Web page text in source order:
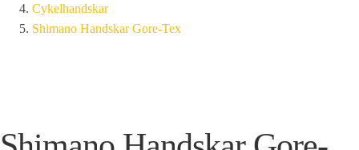
Cykelhandskar
Shimano Handskar Gore-Tex